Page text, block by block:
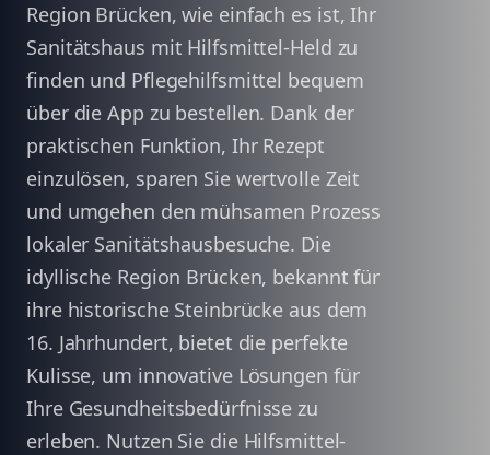
Region Brücken, wie einfach es ist, Ihr
Sanitätshaus mit Hilfsmittel-Held zu
finden und Pflegehilfsmittel bequem
über die App zu bestellen. Dank der
praktischen Funktion, Ihr Rezept
einzulösen, sparen Sie wertvolle Zeit
und umgehen den mühsamen Prozess
lokaler Sanitätshausbesuche. Die
idyllische Region Brücken, bekannt für
ihre historische Steinbrücke aus dem
16. Jahrhundert, bietet die perfekte
Kulisse, um innovative Lösungen für
Ihre Gesundheitsbedürfnisse zu
erleben. Nutzen Sie die Hilfsmittel-